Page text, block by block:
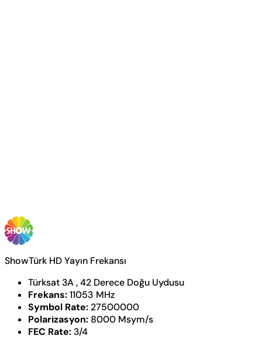
ShowTürk HD Yayın Frekansı
Türksat 3A , 42 Derece Doğu Uydusu
Frekans:11053 MHz
Symbol Rate: 27500000
Polarizasyon: 8000 Msym/s
FEC Rate: 3/4